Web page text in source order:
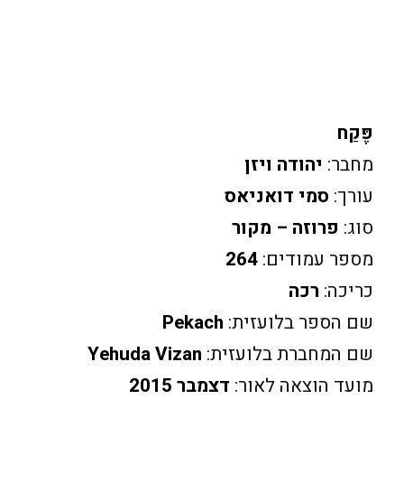
פֶּקַח
מחבר: יהודה ויזן
עורך: סמי דואניאס
סוג: פרוזה – מקור
מספר עמודים:264
כריכה: רכה
שם הספר בלועזית: Pekach
שם המחברת בלועזית: Yehuda Vizan
מועד הוצאה לאור: דצמבר 2015